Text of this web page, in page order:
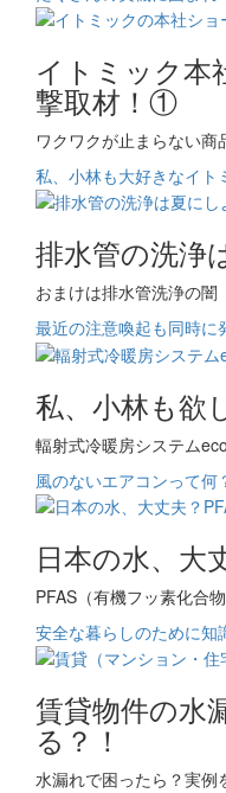
イトミック本
撃取材！①
ワクワクが止まらない商
私、小林も大好きなイト
排水管の洗浄
おまけは排水管洗浄の闇
最近の注意喚起も同時に
私、小林も欲
輻射式冷暖房システム
風のないエアコンって何
日本の水、大
PFAS（有機フッ素化合
安全な暮らしのために知
賃貸物件の水
る？！
水漏れで困ったら？実例